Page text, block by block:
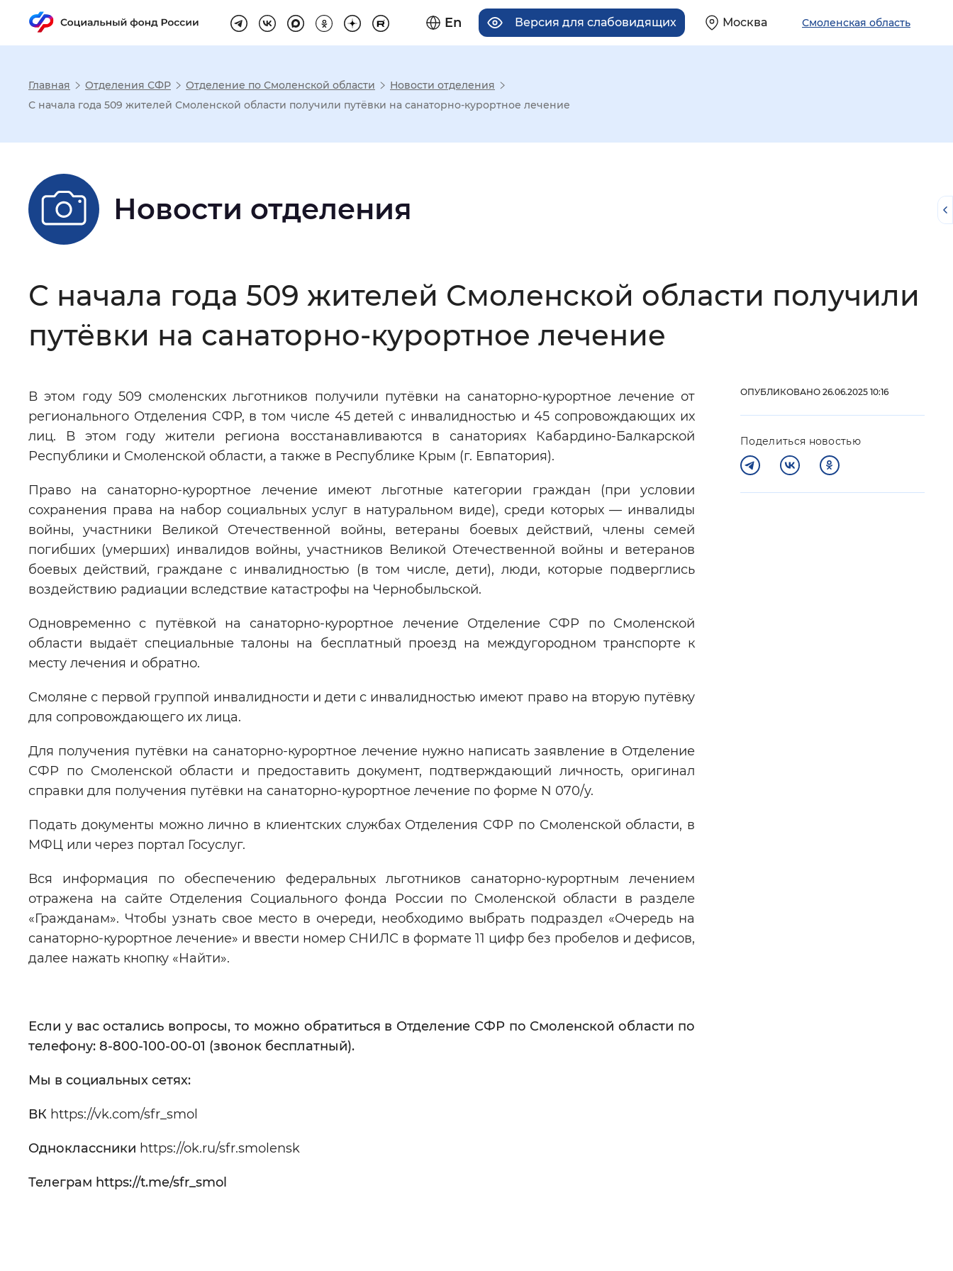
En Версия для слабовидящих Москва Смоленская область
Настройка режима отображения
Шрифт: Без засечек С засечками
Увеличенный Большой
Цвет сайта Монохромный Инверсивный монохромный Синий фон
Изображения: Включены Выключены
Звуковой ассистент Воспроизвести Остановить Повторить
Вернуть стандартные настройки
Главная Отделения СФР Отделение по Смоленской области
Новости отделения
С начала года 509 жителей Смоленской области получили путёвки на санаторно-курортное лечение
Новости отделения
С начала года 509 жителей Смоленской области получили
путёвки на санаторно-курортное лечение
В этом году 509 смоленских льготников получили путёвки на санаторно-курортное лечение от
регионального Отделения СФР, в том числе 45 детей с инвалидностью и 45 сопровождающих их
лиц. В этом году жители региона восстанавливаются в санаториях Кабардино-Балкарской
Республики и Смоленской области, а также в Республике Крым (г. Евпатория).
Право на санаторно-курортное лечение имеют льготные категории граждан (при условии
сохранения права на набор социальных услуг в натуральном виде), среди которых — инвалиды
войны, участники Великой Отечественной войны, ветераны боевых действий, члены семей
погибших (умерших) инвалидов войны, участников Великой Отечественной войны и ветеранов
боевых действий, граждане с инвалидностью (в том числе, дети), люди, которые подверглись
воздействию радиации вследствие катастрофы на Чернобыльской.
Одновременно с путёвкой на санаторно-курортное лечение Отделение СФР по Смоленской
области выдаёт специальные талоны на бесплатный проезд на междугородном транспорте к
месту лечения и обратно.
Смоляне с первой группой инвалидности и дети с инвалидностью имеют право на вторую путёвку
для сопровождающего их лица.
Для получения путёвки на санаторно-курортное лечение нужно написать заявление в Отделение
СФР по Смоленской области и предоставить документ, подтверждающий личность, оригинал
справки для получения путёвки на санаторно-курортное лечение по форме N 070/у.
Подать документы можно лично в клиентских службах Отделения СФР по Смоленской области, в
МФЦ или через портал Госуслуг.
Вся информация по обеспечению федеральных льготников санаторно-курортным лечением
отражена на сайте Отделения Социального фонда России по Смоленской области в разделе
«Гражданам». Чтобы узнать свое место в очереди, необходимо выбрать подраздел «Очередь на
санаторно-курортное лечение» и ввести номер СНИЛС в формате 11 цифр без пробелов и дефисов,
далее нажать кнопку «Найти».
Если у вас остались вопросы, то можно обратиться в Отделение СФР по Смоленской области по
телефону: 8-800-100-00-01 (звонок бесплатный).
Мы в социальных сетях:
ВК https://vk.com/sfr_smol
Одноклассники https://ok.ru/sfr.smolensk
Телеграм https://t.me/sfr_smol
ОПУБЛИКОВАНО 26.06.2025 10:16
Поделиться новостью